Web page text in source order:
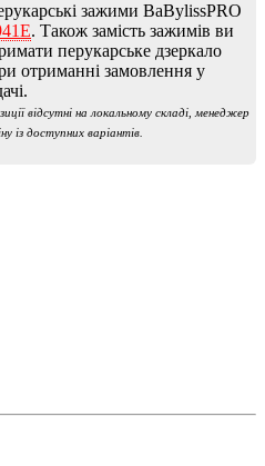
зажими BaBylissPRO
. Також замість зажимів ви
перукарське дзеркало
отриманні замовлення у
відсутні на локальному складі, менеджер
із доступних варіантів.